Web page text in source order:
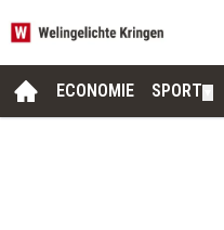
ECONOMIE SPORT